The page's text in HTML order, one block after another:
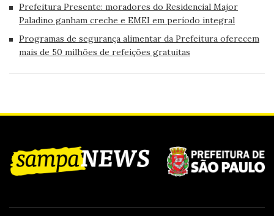
Prefeitura Presente: moradores do Residencial Major
Paladino ganham creche e EMEI em período integral
Programas de segurança alimentar da Prefeitura oferecem
mais de 50 milhões de refeições gratuitas